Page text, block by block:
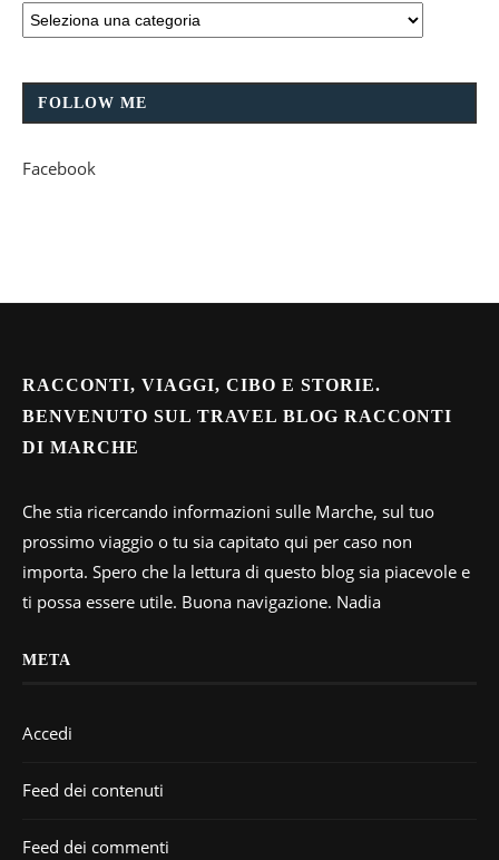
FOLLOW ME
Facebook
RACCONTI, VIAGGI, CIBO E STORIE.
BENVENUTO SUL TRAVEL BLOG RACCONTI
DI MARCHE
Che stia ricercando informazioni sulle Marche, sul tuo
prossimo viaggio o tu sia capitato qui per caso non
importa. Spero che la lettura di questo blog sia piacevole e
ti possa essere utile. Buona navigazione. Nadia
META
Accedi
Feed dei contenuti
Feed dei commenti